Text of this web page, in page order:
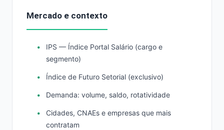
Mercado e contexto
IPS — Índice Portal Salário (cargo e
segmento)
Índice de Futuro Setorial (exclusivo)
Demanda: volume, saldo, rotatividade
Cidades, CNAEs e empresas que mais
contratam